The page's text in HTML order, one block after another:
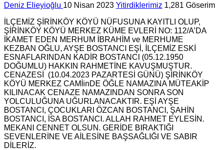
Deniz Elieyioğlu 10 Nisan 2023 Yitirdiklerimiz 1,281 Göserim
İLÇEMİZ ŞİRİNKÖY KÖYÜ NÜFUSUNA KAYITLI OLUP,
ŞİRİNKÖY KÖYÜ MERKEZ KÜME EVLERİ NO: 112/A’DA
İKAMET EDEN MERHUM İBRAHİM ve MERHUME
KEZBAN OĞLU, AYŞE BOSTANCI EŞİ, İLÇEMİZ ESKİ
ESNAFLARINDAN KADİR BOSTANCI (05.12.1950
DOĞUMLU) HAKKIN RAHMETİNE KAVUŞMUŞTUR.
CENAZESİ (10.04.2023 PAZARTESİ GÜNÜ) ŞİRİNKÖY
KÖYÜ MERKEZ CAMİinDE ÖĞLE NAMAZINA MÜTEAKİP
KILINACAK CENAZE NAMAZINDAN SONRA SON
YOLCULUĞUNA UĞURLANACAKTIR. EŞİ AYŞE
BOSTANCI, ÇOCUKLARI ÖZCAN BOSTANCI, ŞAHİN
BOSTANCI, İSA BOSTANCI. ALLAH RAHMET EYLESİN.
MEKANI CENNET OLSUN. GERİDE BIRAKTIĞI
SEVENLERİNE VE AİLESİNE BAŞSAĞLIĞI VE SABIR
DİLERİZ.